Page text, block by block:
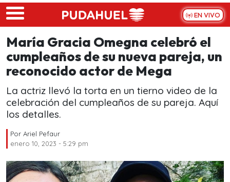
Skip to main content
EN VIVO
María Gracia Omegna celebró el
cumpleaños de su nueva pareja, un
reconocido actor de Mega
La actriz llevó la torta en un tierno video de la
celebración del cumpleaños de su pareja. Aquí
los detalles.
Por Ariel Pefaur
enero 10, 2023 - 5:29 pm